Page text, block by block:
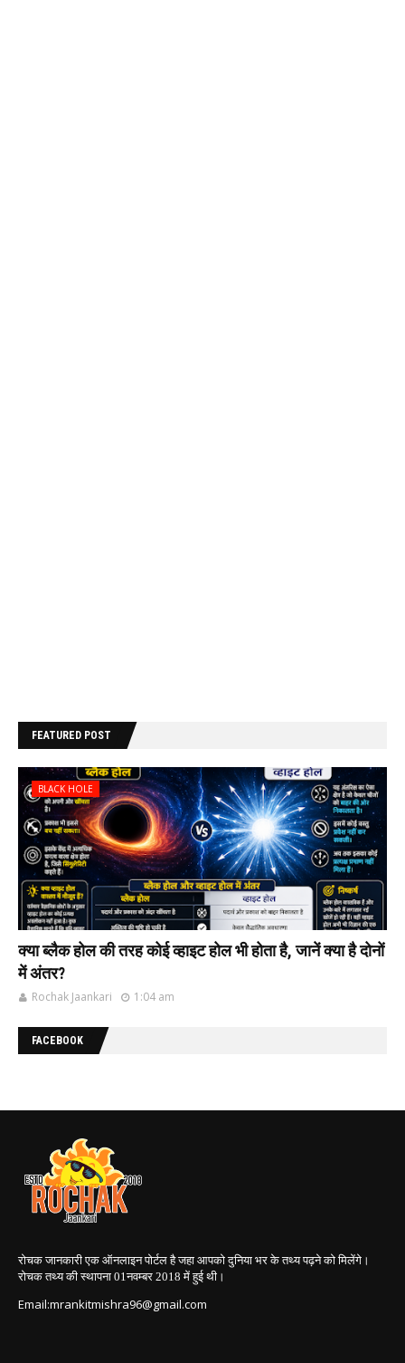
FEATURED POST
BLACK HOLE
क्या ब्लैक होल की‌ तरह कोई व्हाइट होल भी‌ होता है, जानें क्या है दोनों
में अंतर?
Rochak Jaankari 1:04 am
FACEBOOK
रोचक जानकारी एक ऑनलाइन पोर्टल है जहा आपको दुनिया भर के तथ्य पढ़ने को मिलेंगे।
रोचक तथ्य की स्थापना 01नवम्बर 2018में हुई थी।
Email:mrankitmishra96@gmail.com